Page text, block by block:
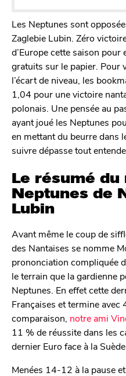
Les Neptunes sont
Zaglebie Lubin. Zéro
d’Europe cette saison
gratuits sur le papier. Pour
l’écart de niveau, les
1,04 pour une victoire
polonais. Une pensée au
ayant joué les Neptunes
en mettant du beurre dans
suivre dépasse tout
Le résumé
Neptunes de
Lubin
Avant même le coup de
des Nantaises se nomme
prononciation compliquée
le terrain que la gardienne
Neptunes. En effet cette
Françaises et termine avec
comparaison, notre ami
11 % de réussite dans les
dernier Euro face à la Suède.
Menées 14-12 à la pause